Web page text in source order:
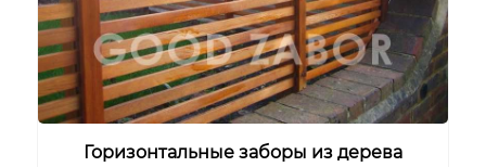
Горизонтальные заборы из дерева